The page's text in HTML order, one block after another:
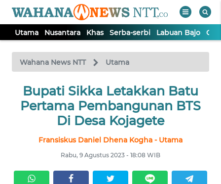
Utama Nusantara Khas Serba-serbi Labuan Bajo
Wahana News NTT Utama
Bupati Sikka Letakkan Batu
Pertama Pembangunan BTS
Di Desa Kojagete
Fransiskus Daniel Dhena Kogha - Utama
Rabu, 9 Agustus 2023 - 18:08 WIB
TV
Tutup
UTAMA
SERBA-